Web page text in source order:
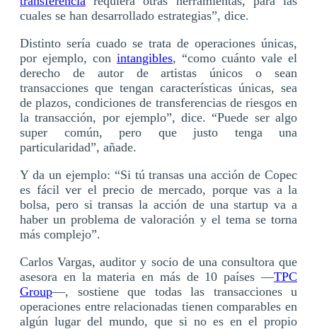
cuales se han desarrollado estrategias”, dice.
Distinto sería cuado se trata de operaciones únicas,
por ejemplo, con intangibles, “como cuánto vale el
derecho de autor de artistas únicos o sean
transacciones que tengan características únicas, sea
de plazos, condiciones de transferencias de riesgos en
la transacción, por ejemplo”, dice. “Puede ser algo
super común, pero que justo tenga una
particularidad”, añade.
Y da un ejemplo: “Si tú transas una acción de Copec
es fácil ver el precio de mercado, porque vas a la
bolsa, pero si transas la acción de una startup va a
haber un problema de valoración y el tema se torna
más complejo”.
Carlos Vargas, auditor y socio de una consultora que
asesora en la materia en más de 10 países —TPC
Group—, sostiene que todas las transacciones u
operaciones entre relacionadas tienen comparables en
algún lugar del mundo, que si no es en el propio